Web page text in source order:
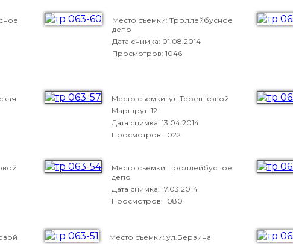
Место съемки: Троллейбусное
депо
Дата снимка: 01.08.2014
Просмотров: 1046
Место съемки: ул.Терешковой
Маршрут: 12
Дата снимка:13.04.2014
Просмотров: 1022
Место съемки: Троллейбусное
депо
Дата снимка:17.03.2014
Просмотров: 1080
Место съемки: ул.Берзина